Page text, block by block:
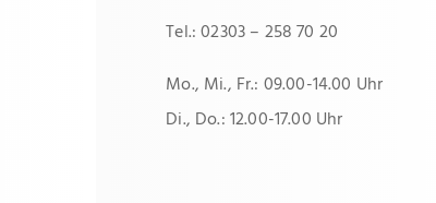
Tel.: 02303 – 258 70 20
Mo., Mi., Fr.: 09.00-14.00 Uhr
Di., Do.: 12.00-17.00 Uhr